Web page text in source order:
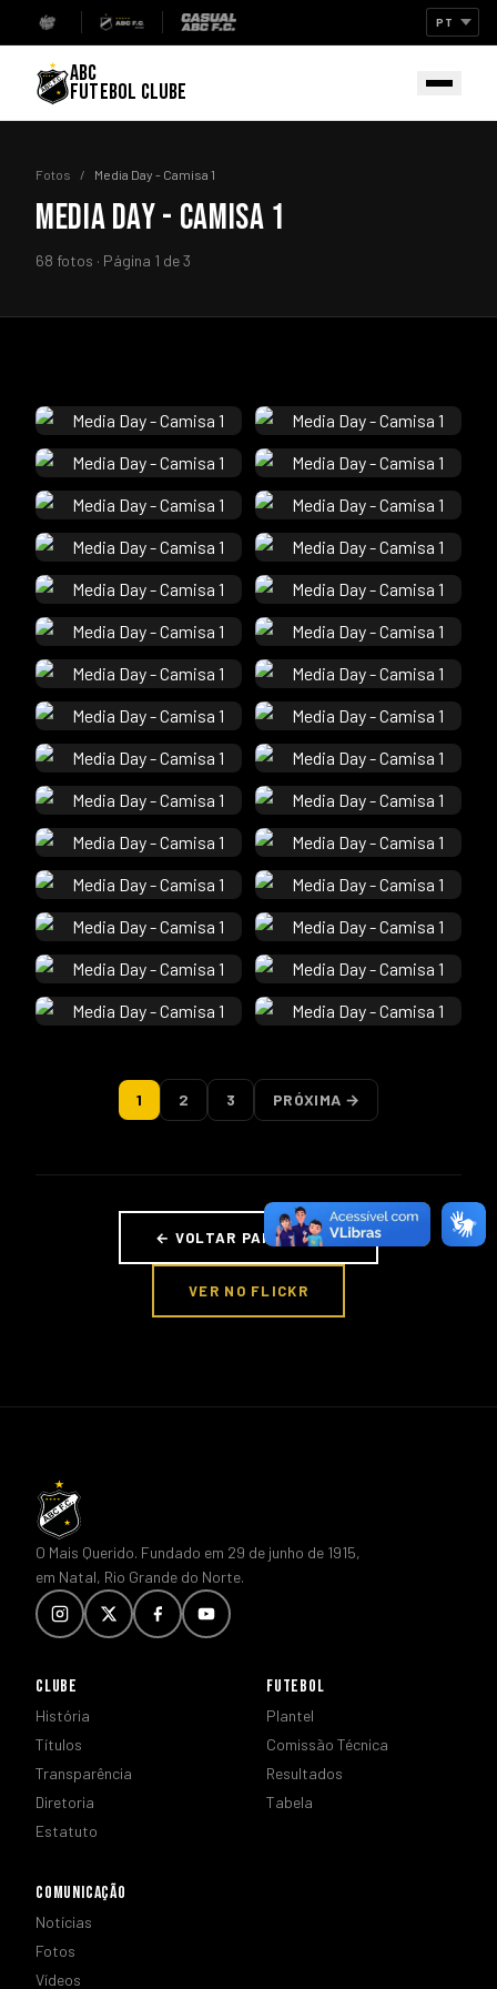
ABC
FUTEBOL CLUBE
Fotos / Media Day - Camisa 1
MEDIA DAY - CAMISA 1
68 fotos · Página 1 de 3
1 2 3 PRÓXIMA →
← VOLTAR PARA FOTOS
VER NO FLICKR
O Mais Querido. Fundado em 29 de junho de 1915,
em Natal, Rio Grande do Norte.
CLUBE
História
Títulos
Transparência
Diretoria
Estatuto
FUTEBOL
Plantel
Comissão Técnica
Resultados
Tabela
COMUNICAÇÃO
Notícias
Fotos
Vídeos